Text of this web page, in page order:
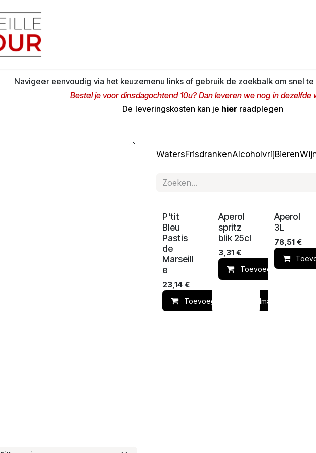
Navigeer eenvoudig via het keuzemenu links of gebruik de zoekbalk om snel
Bestel je voor dinsdagochtend 10u? Dan leveren we nog in dezelfde
De leveringskosten kan je hier raadplegen
WatersFrisdrankenAlcoholvrijBieren
Zomer
P'tit
Bleu
Pastis
de
Marseill
e
23,14 €
Toevoegen aan winkelmandje
Zomer
Aperol
spritz
blik 25cl
3,31€
Toevoegen aan
Zomer
Aperol
3L
78,51 €